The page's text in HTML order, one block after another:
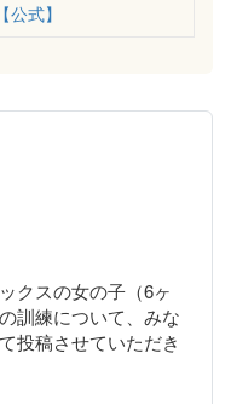
式】
クスの女の子（6ヶ
訓練について、みな
投稿させていただき